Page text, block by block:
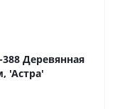
Деревянная
'Астра'